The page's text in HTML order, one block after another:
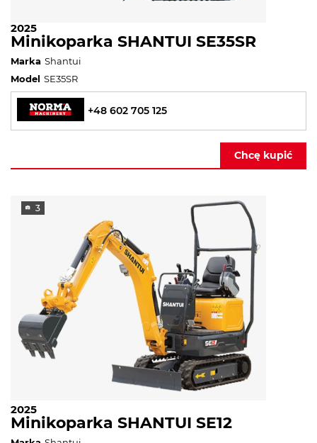
2025
Minikoparka SHANTUI SE35SR
Marka Shantui
Model SE35SR
+48 602 705 125
Chcę kupić
3
2025
Minikoparka SHANTUI SE12